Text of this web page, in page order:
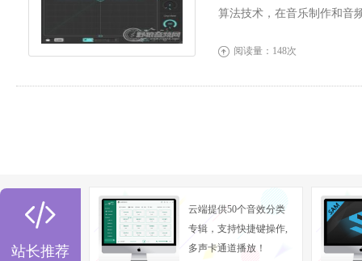
算法技术，在音乐制作和音
 阅读量：148次

站长推荐
云端提供50个音效分类
专辑，支持快捷键操作,
多声卡通道播放！